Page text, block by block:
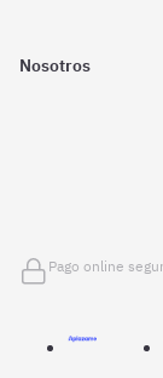
Nosotros
Pago online